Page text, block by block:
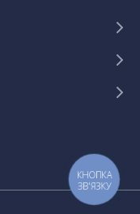
КНОПКА
ЗВ'ЯЗКУ